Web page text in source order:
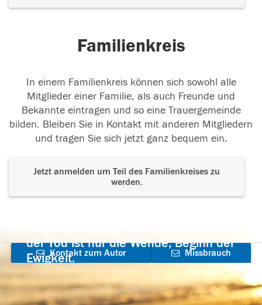
Familienkreis
In einem Familienkreis können sich sowohl alle
Mitglieder einer Familie, als auch Freunde und
Bekannte eintragen und so eine Trauergemeinde
bilden. Bleiben Sie in Kontakt mit anderen Mitgliedern
und tragen Sie sich jetzt ganz bequem ein.
Jetzt anmelden um Teil des Familienkreises zu
werden.
der Tod ist nur die Wende, Beginn der
Ewigkeit.
Kontakt zum Autor
aufnehmen
Missbrauch